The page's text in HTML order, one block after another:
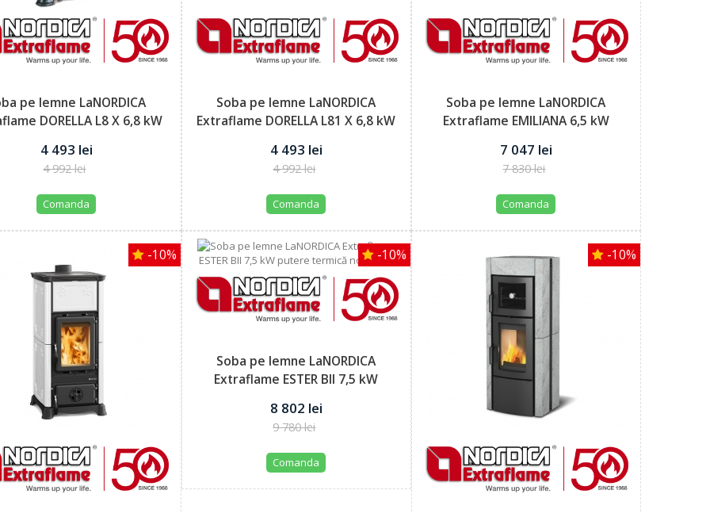
pe lemne LaNORDICA
DORELLA L8 X 6,8 kW
4 493 lei
4 992 lei
Comanda
Soba pe lemne LaNORDICA
Extraflame DORELLA L81 X 6,8 kW
4 493 lei
4 992 lei
Comanda
Soba pe lemne LaNORDICA
Extraflame EMILIANA 6,5 kW
7 047 lei
7 830 lei
Comanda
-10% -10%
Soba pe lemne LaNORDICA
Extraflame ESTER BII 7,5 kW
8 802 lei
9 780 lei
Comanda
-10%